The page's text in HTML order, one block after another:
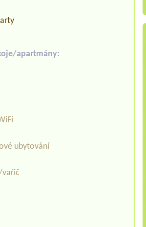
apartmány:
ubytování
vařič